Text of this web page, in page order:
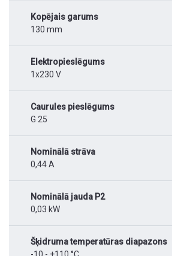
Kopējais garums
130 mm
Elektropieslēgums
1x230 V
Caurules pieslēgums
G 25
Nominālā strāva
0,44 A
Nominālā jauda P2
0,03 kW
Šķidruma temperatūras diapazons